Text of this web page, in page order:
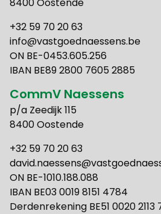
+32 59 70 20 63
info@vastgoednaessens.be
ON BE-0453.605.256
IBAN BE89 2800 7605 2885
CommV Naessens
p/a Zeedijk 115
8400 Oostende
+32 59 70 20 63
ON BE-1010.188.088
IBAN BE03 0019 8151 4784
Derdenrekening BE51 0020 2113